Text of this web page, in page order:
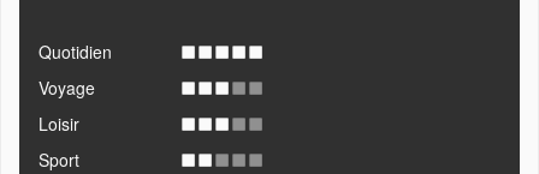
Quotidien
Voyage
Loisir
Sport